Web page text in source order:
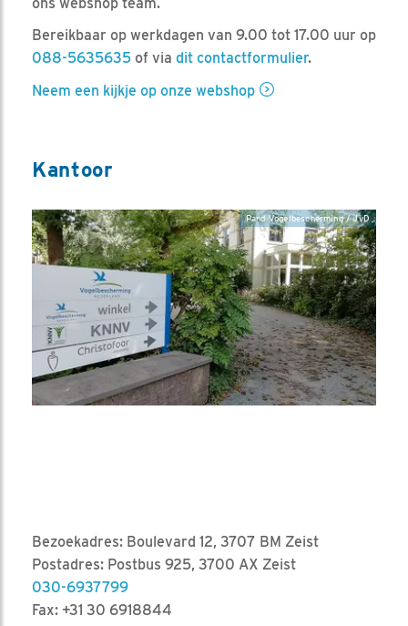
Bereikbaar op werkdagen van 9.00 tot 17.00 uur op
088-5635635 of via dit contactformulier.
Neem een kijkje op onze webshop
Kantoor
Pand Vogelbescherming / JvD
Bezoekadres: Boulevard 12, 3707 BM Zeist
Postadres: Postbus 925, 3700 AX Zeist
030-6937799
Fax: +31 30 6918844